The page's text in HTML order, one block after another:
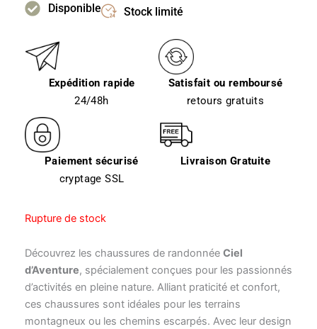
Disponible Stock limité
Expédition rapide
24/48h
Satisfait ou remboursé
retours gratuits
Paiement sécurisé
cryptage SSL
Livraison Gratuite
Rupture de stock
Découvrez les chaussures de randonnée Ciel
d’Aventure, spécialement conçues pour les passionnés
d’activités en pleine nature. Alliant praticité et confort,
ces chaussures sont idéales pour les terrains
montagneux ou les chemins escarpés. Avec leur design